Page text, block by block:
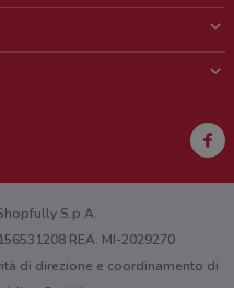
S.p.A.
REA: MI-2029270
di direzione e coordinamento di